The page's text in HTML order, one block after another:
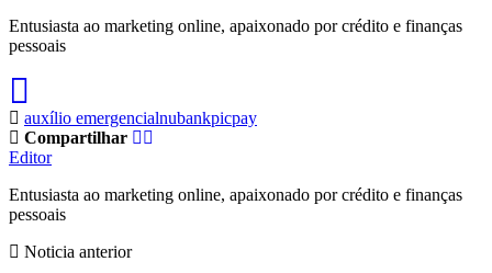
Entusiasta ao marketing online, apaixonado por crédito e finanças
pessoais
auxílio emergencialnubankpicpay
Compartilhar
Editor
Entusiasta ao marketing online, apaixonado por crédito e finanças
pessoais
Noticia anterior